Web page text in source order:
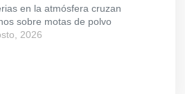
en la atmósfera cruzan
sobre motas de polvo
2026